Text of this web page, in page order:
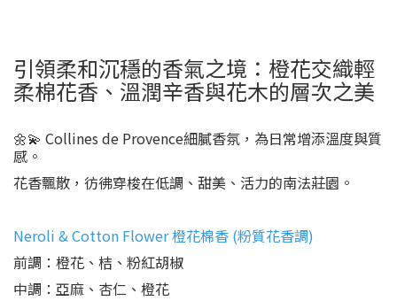
引領柔和沉穩的香氣之境：橙花交織輕
柔棉花香、溫潤辛香與花木的層次之美
🌼💫 Collines de Provence細膩香氛，為日常增添溫度與質
感。
花香飄散，彷彿穿梭在低調、甜美、活力的南法莊園。
Neroli & Cotton Flower 橙花棉香 (粉質花香調)
前調：橙花、桔、粉紅胡椒
中調：亞麻、杏仁、橙花